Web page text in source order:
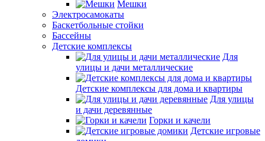
Мешки
Электросамокаты
Баскетбольные стойки
Бассейны
Детские комплексы
Для
улицы и дачи металлические
Детские комплексы для дома и квартиры
Для улицы
и дачи деревянные
Горки и качели
Детские игровые